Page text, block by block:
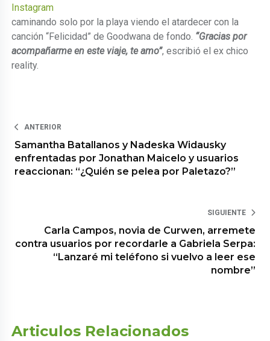
Instagram
caminando solo por la playa viendo el atardecer con la
canción “Felicidad” de Goodwana de fondo. “Gracias por
acompañarme en este viaje, te amo”, escribió el ex chico
reality.
ANTERIOR
Samantha Batallanos y Nadeska Widausky
enfrentadas por Jonathan Maicelo y usuarios
reaccionan: “¿Quién se pelea por Paletazo?”
SIGUIENTE
Carla Campos, novia de Curwen, arremete
contra usuarios por recordarle a Gabriela Serpa:
“Lanzaré mi teléfono si vuelvo a leer ese
nombre”
Articulos Relacionados